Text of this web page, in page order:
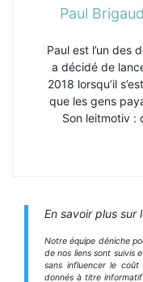
Paul
Paul est l’un des
a décidé de
2018 lorsqu’il
que les gens
Son leitmotiv :
En savoir plus sur
Notre équipe déniche
de nos liens sont suivis
sans influencer le
donnés à titre